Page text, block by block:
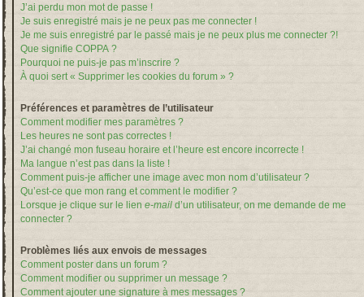
J’ai perdu mon mot de passe !
Je suis enregistré mais je ne peux pas me connecter !
Je me suis enregistré par le passé mais je ne peux plus me connecter ?!
Que signifie COPPA ?
Pourquoi ne puis-je pas m’inscrire ?
À quoi sert « Supprimer les cookies du forum » ?
Préférences et paramètres de l’utilisateur
Comment modifier mes paramètres ?
Les heures ne sont pas correctes !
J’ai changé mon fuseau horaire et l’heure est encore incorrecte !
Ma langue n’est pas dans la liste !
Comment puis-je afficher une image avec mon nom d’utilisateur ?
Qu’est-ce que mon rang et comment le modifier ?
Lorsque je clique sur le lien e-mail d’un utilisateur, on me demande de me
connecter ?
Problèmes liés aux envois de messages
Comment poster dans un forum ?
Comment modifier ou supprimer un message ?
Comment ajouter une signature à mes messages ?